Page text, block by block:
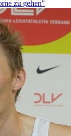
zu gehen"